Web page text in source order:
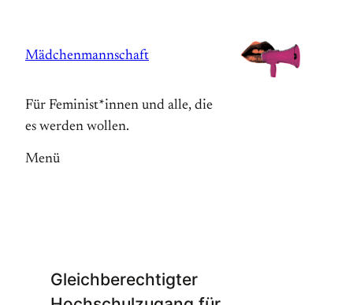
springen
Mädchenmannschaft
Für Feminist*innen und alle, die
es werden wollen.
Menü
Gleichberechtigter